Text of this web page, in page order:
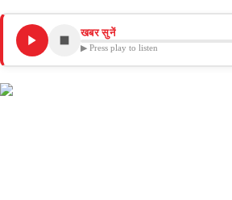
खबर सुनें
▶ Press play to listen